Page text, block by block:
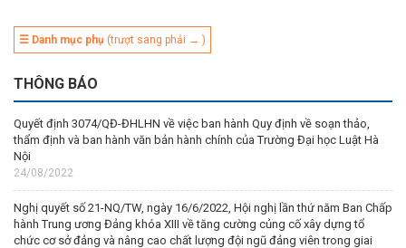
☰ Danh mục phụ (trượt sang phải → )
THÔNG BÁO
Quyết định 3074/QĐ-ĐHLHN về việc ban hành Quy định về soạn thảo,
thẩm định và ban hành văn bản hành chính của Trường Đại học Luật Hà
Nội
24/08/2022
Nghị quyết số 21-NQ/TW, ngày 16/6/2022, Hội nghị lần thứ năm Ban Chấp
hành Trung ương Đảng khóa XIII về tăng cường củng cố xây dựng tổ
chức cơ sở đảng và nâng cao chất lượng đội ngũ đảng viên trong giai